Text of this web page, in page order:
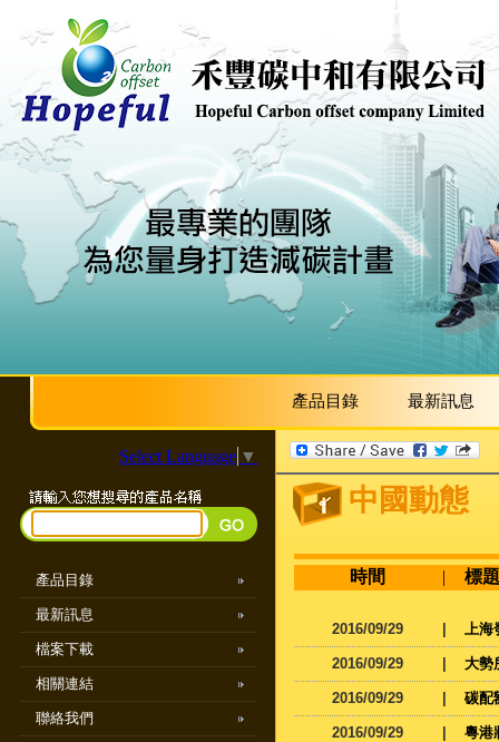
產品目錄 最新訊息
Select Language ▼
產品目錄
最新訊息
檔案下載
相關連結
聯絡我們
中國動態
時間 | 標題
2016/09/29 上海
2016/09/29 大勢
2016/09/29 碳配
2016/09/29 粵港